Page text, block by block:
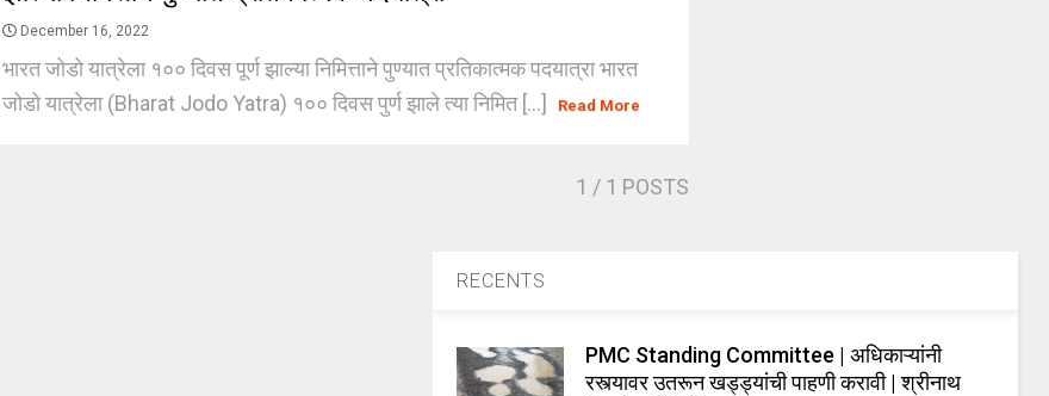
December 16, 2022
भारत जोडो यात्रेला १०० दिवस पूर्ण झाल्या निमित्ताने पुण्यात प्रतिकात्मक पदयात्रा भारत
जोडो यात्रेला (Bharat Jodo Yatra) १०० दिवस पुर्ण झाले त्या निमित [...]
Read More
1 / 1 POSTS
RECENTS
PMC Standing Committee | अधिकाऱ्यांनी
रस्त्यावर उतरून खड्ड्यांची पाहणी करावी | श्रीनाथ